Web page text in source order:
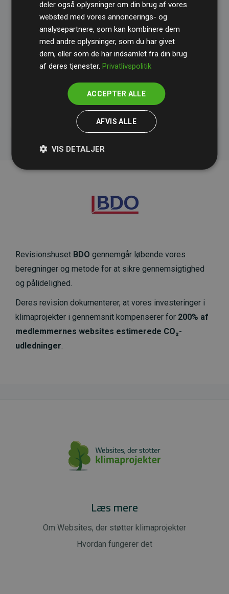
Standard– en international ordning, der sikrer høj
kvalitet og gennemsigtighed i klimainvesteringer.
Du kan læse mere om de konkrete projekter
initiativet Websites, der støtter klimaprojekter
Revisionshuset BDO gennemgår løbende vores
beregninger og metode for at sikre gennemsigtighed
og pålidelighed.
Deres revision dokumenterer, at vores investeringer i
klimaprojekter i gennemsnit kompenserer for 200% af
medlemmernes websites estimerede CO₂-
udledninger.
Læs mere
Om Websites, der støtter klimaprojekter
Hvordan fungerer det
deler også oplysninger om din brug af vores
websted med vores annoncerings- og
analysepartnere, som kan kombinere dem
med andre oplysninger, som du har givet
dem, eller som de har indsamlet fra din brug
af deres tjenester.Privatlivspolitik
ACCEPTER ALLE
AFVIS ALLE
VIS DETALJER